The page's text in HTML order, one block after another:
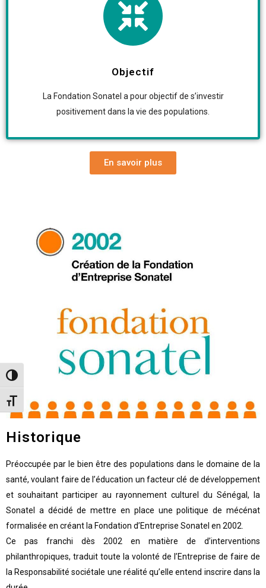
Toggle High Contrast
Toggle Font size
Objectif
La Fondation Sonatel a pour objectif de s’investir
positivement dans la vie des populations.
En savoir plus
Historique
Préoccupée par le bien être des populations dans le domaine de la
santé, voulant faire de l’éducation un facteur clé de développement
et souhaitant participer au rayonnement culturel du Sénégal, la
Sonatel a décidé de mettre en place une politique de mécénat
formalisée en créant la Fondation d’Entreprise Sonatel en 2002.
Ce pas franchi dès 2002 en matière de d’interventions
philanthropiques, traduit toute la volonté de l’Entreprise de faire de
la Responsabilité sociétale une réalité qu’elle entend inscrire dans la